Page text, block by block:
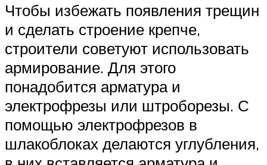
Чтобы избежать появления трещин
и сделать строение крепче,
строители советуют использовать
армирование. Для этого
понадобится арматура и
электрофрезы или штроборезы. С
помощью электрофрезов в
шлакоблоках делаются углубления,